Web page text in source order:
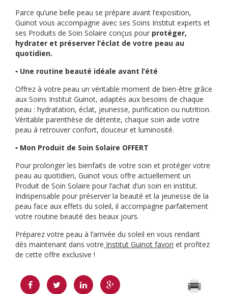
Parce qu’une belle peau se prépare avant l’exposition,
Guinot vous accompagne avec ses Soins Institut experts et
ses Produits de Soin Solaire conçus pour protéger,
hydrater et préserver l’éclat de votre peau au
quotidien.
▪️ Une routine beauté idéale avant l’été
Offrez à votre peau un véritable moment de bien-être grâce
aux Soins Institut Guinot, adaptés aux besoins de chaque
peau : hydratation, éclat, jeunesse, purification ou nutrition.
Véritable parenthèse de détente, chaque soin aide votre
peau à retrouver confort, douceur et luminosité.
▪️ Mon Produit de Soin Solaire OFFERT
Pour prolonger les bienfaits de votre soin et protéger votre
peau au quotidien, Guinot vous offre actuellement un
Produit de Soin Solaire pour l’achat d’un soin en institut.
Indispensable pour préserver la beauté et la jeunesse de la
peau face aux effets du soleil, il accompagne parfaitement
votre routine beauté des beaux jours.
Préparez votre peau à l’arrivée du soleil en vous rendant
dès maintenant dans votre Institut Guinot favori et profitez
de cette offre exclusive !